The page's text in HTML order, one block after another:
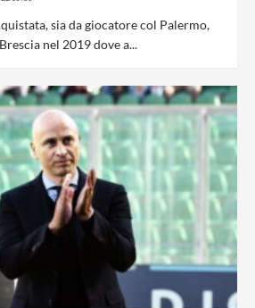
sia da giocatore col Palermo,
nel 2019 dove a...